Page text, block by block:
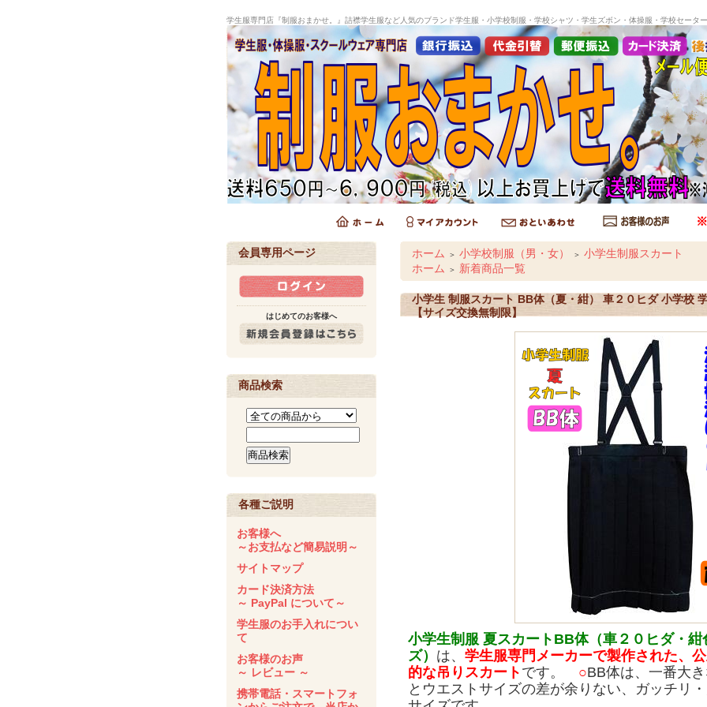
学生服専門店『制服おまかせ。』詰襟学生服など人気のブランド学生服・小学校制服・学校シャツ・学生ズボン・体操服・学校セータ
会員専用ページ
はじめてのお客様へ
商品検索
各種ご説明
お客様へ
～お支払など簡易説明～
サイトマップ
カード決済方法
～ PayPal について～
学生服のお手入れについ
て
お客様のお声
～ レビュー ～
携帯電話・スマートフォ
ホーム ＞ 小学校制服（男・女） ＞ 小学生制服スカート
ホーム
＞ 新着商品一覧
小学生 制服スカート BB体（夏・紺） 車２０ヒダ 小学校
【サイズ交換無制限】
小学生制服 夏スカート BB体（車２０ヒダ・
ズ） は、 学生服専門メーカーで製作された、
的な吊りスカート です。 ○BB体は、一番大
とウエストサイズの差が余りない、ガッチリ